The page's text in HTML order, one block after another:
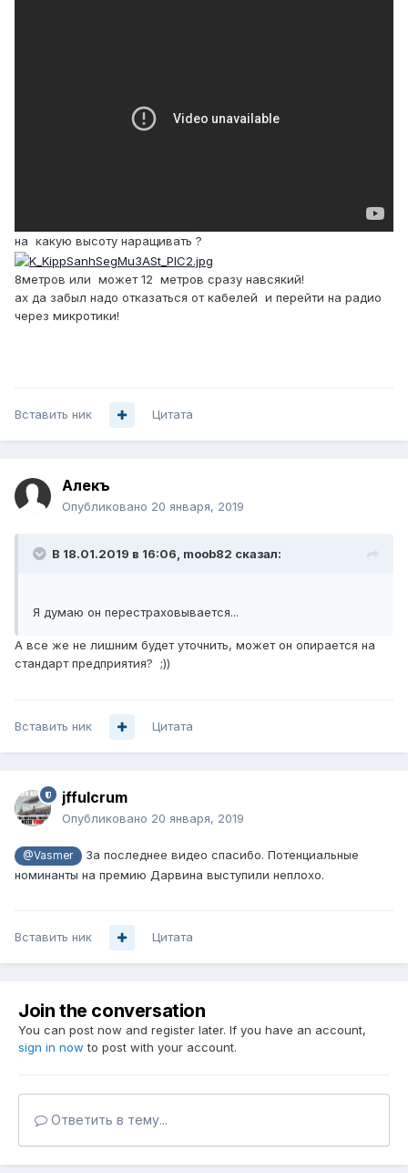
на какую высоту наращивать ?
8метров или может 12 метров сразу навсякий!
ах да забыл надо отказаться от кабелей и перейти на радио
через микротики!
Вставить ник Цитата
Алекъ
Опубликовано 20 января, 2019
В 18.01.2019 в 16:06, moob82 сказал:
Я думаю он перестраховывается...
А все же не лишним будет уточнить, может он опирается на
стандарт предприятия? ;))
Вставить ник Цитата
jffulcrum
Опубликовано 20 января, 2019
@Vasmer
За последнее видео спасибо. Потенциальные
номинанты на премию Дарвина выступили неплохо.
Вставить ник Цитата
Join the conversation
You can post now and register later. If you have an account,
sign in now to post with your account.
Ответить в тему...